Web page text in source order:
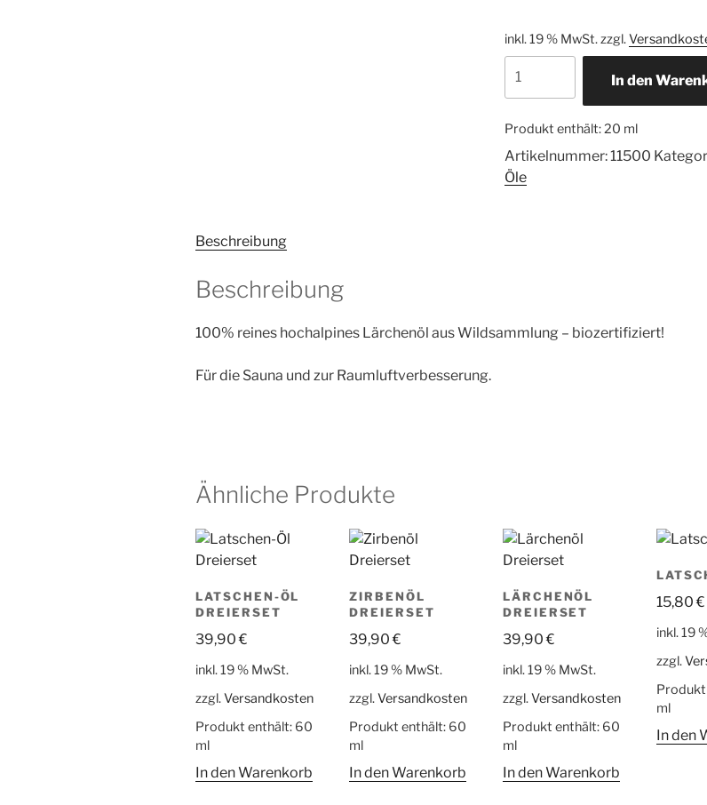
inkl. 19 % MwSt.zzgl.
Menge
In den
Produkt enthält: 20 ml
Artikelnummer: 11500
Öle
Beschreibung
Beschreibung
100% reines hochalpines Lärchenöl aus Wildsammlung – biozertifiziert!
Für die Sauna und zur Raumluftverbesserung.
Ähnliche Produkte
LATSCHEN-ÖL
DREIERSET
39,90€
inkl. 19 % MwSt.
zzgl.Versandkosten
Produkt enthält: 60
ml
In den Warenkorb
ZIRBENÖL
DREIERSET
39,90€
inkl. 19 % MwSt.
zzgl.Versandkosten
Produkt enthält: 60
ml
In den Warenkorb
LÄRCHENÖL
DREIERSET
39,90€
inkl. 19 % MwSt.
zzgl.Versandkosten
Produkt enthält: 60
ml
In den Warenkorb
15,80€
inkl. 19
zzgl.
ml
In den